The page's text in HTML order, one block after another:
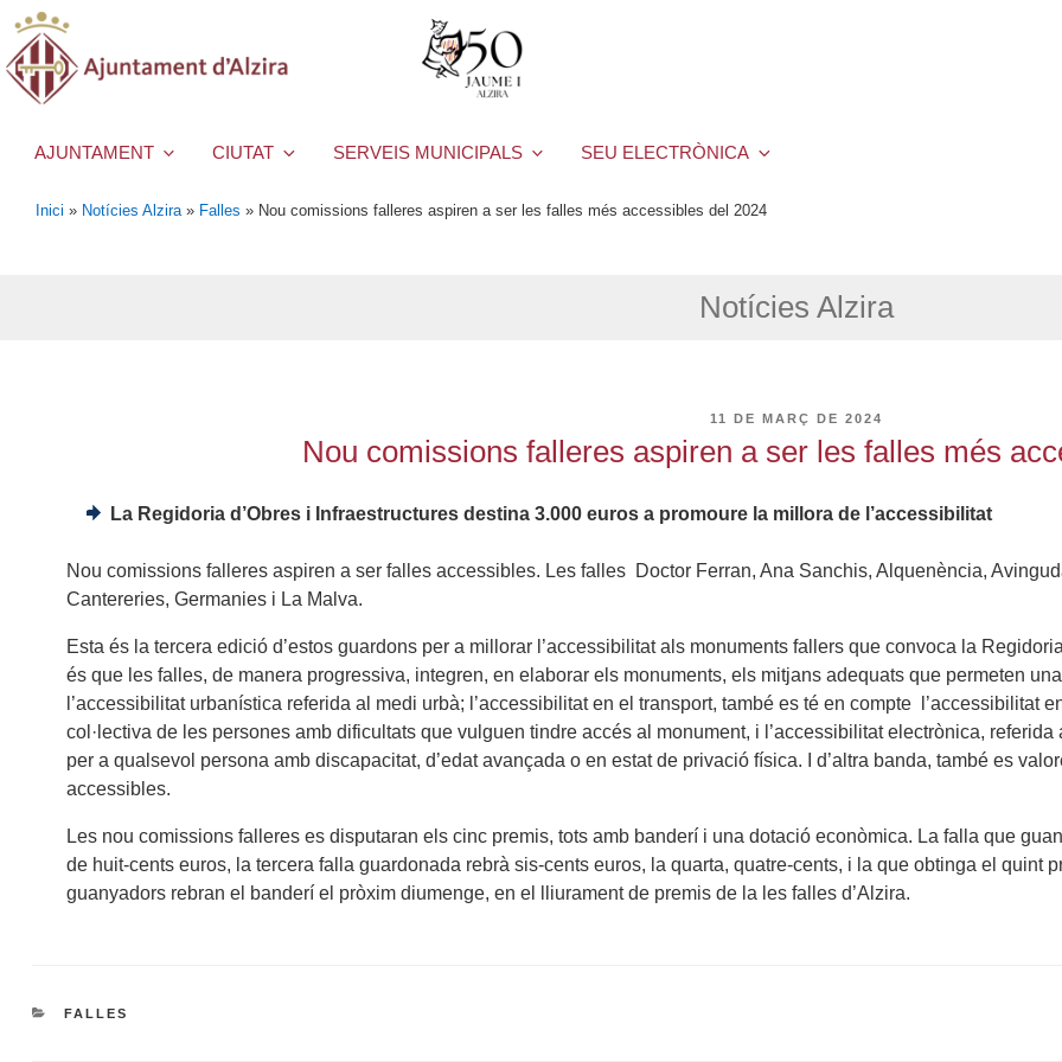
AJUNTAMENT CIUTAT SERVEIS MUNICIPALS SEU ELECTRÒNICA
Inici » Notícies Alzira » Falles » Nou comissions falleres aspiren a ser les falles més accessibles del 2024
Notícies Alzira
PUBLICAT
11 DE MARÇ DE 2024
Nou comissions falleres aspiren a ser les falles més
La Regidoria d’Obres i Infraestructures destina 3.000 euros a promoure la millora de l’accessibilitat
Nou comissions falleres aspiren a ser falles accessibles. Les falles Doctor Ferran, Ana Sanchis, Alquenència,
Cantereries, Germanies i La Malva.
Esta és la tercera edició d’estos guardons per a millorar l’accessibilitat als monuments fallers que convoca la
és que les falles, de manera progressiva, integren, en elaborar els monuments, els mitjans adequats que permeten
l’accessibilitat urbanística referida al medi urbà; l’accessibilitat en el transport, també es té en compte l’accessibilitat
col·lectiva de les persones amb dificultats que vulguen tindre accés al monument, i l’accessibilitat electrònica,
per a qualsevol persona amb discapacitat, d’edat avançada o en estat de privació física. I d’altra banda, també es
accessibles.
Les nou comissions falleres es disputaran els cinc premis, tots amb banderí i una dotació econòmica. La falla que
de huit-cents euros, la tercera falla guardonada rebrà sis-cents euros, la quarta, quatre-cents, i la que obtinga el quint
guanyadors rebran el banderí el pròxim diumenge, en el lliurament de premis de la les falles d’Alzira.
CATEGORIES
FALLES